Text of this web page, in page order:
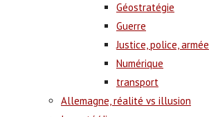
Géostratégie
Guerre
Justice, police, armée
Numérique
transport
Allemagne, réalité vs illusion